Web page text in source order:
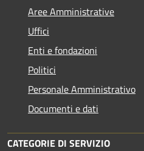
Aree Amministrative
Uffici
Enti e fondazioni
Politici
Personale Amministrativo
Documenti e dati
CATEGORIE DI SERVIZIO